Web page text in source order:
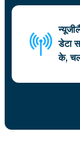
डेटा
के,